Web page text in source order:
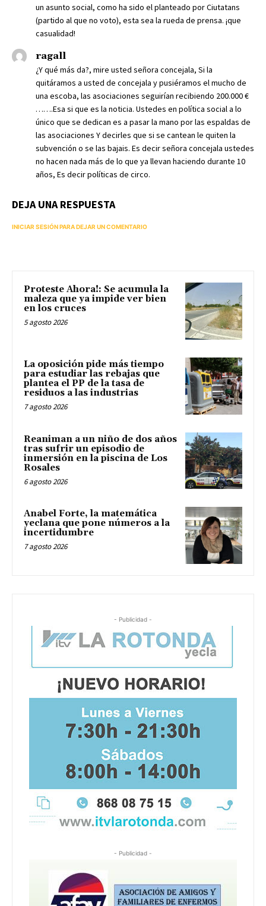
un asunto social, como ha sido el planteado por Ciutatans
(partido al que no voto), esta sea la rueda de prensa. ¡que
casualidad!
ragall
¿Y qué más da?, mire usted señora concejala, Si la
quitáramos a usted de concejala y pusiéramos el mucho de
una escoba, las asociaciones seguirían recibiendo 200.000 €
…….Esa si que es la noticia. Ustedes en política social a lo
único que se dedican es a pasar la mano por las espaldas de
las asociaciones Y decirles que si se cantean le quiten la
subvención o se las bajais. Es decir señora concejala ustedes
no hacen nada más de lo que ya llevan haciendo durante 10
años, Es decir políticas de circo.
DEJA UNA RESPUESTA
INICIAR SESIÓN PARA DEJAR UN COMENTARIO
Proteste Ahora!: Se acumula la
maleza que ya impide ver bien
en los cruces
5 agosto 2026
La oposición pide más tiempo
para estudiar las rebajas que
plantea el PP de la tasa de
residuos a las industrias
7 agosto 2026
Reaniman a un niño de dos años
tras sufrir un episodio de
inmersión en la piscina de Los
Rosales
6 agosto 2026
Anabel Forte, la matemática
yeclana que pone números a la
incertidumbre
7 agosto 2026
- Publicidad -
- Publicidad -